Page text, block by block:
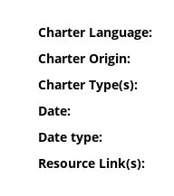
Charter Language:
Charter Origin:
Charter Type(s):
Date:
Date type:
Resource Link(s):